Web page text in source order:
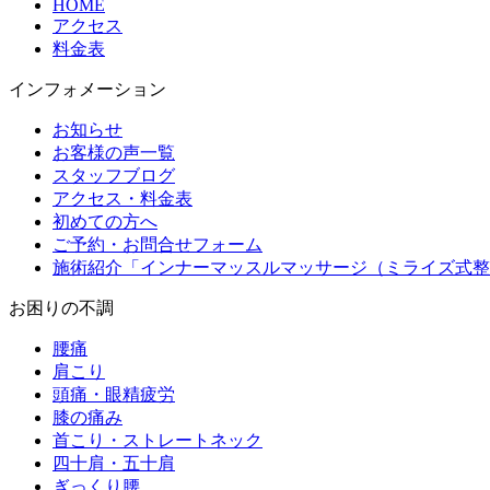
HOME
アクセス
料金表
インフォメーション
お知らせ
お客様の声一覧
スタッフブログ
アクセス・料金表
初めての方へ
ご予約・お問合せフォーム
施術紹介「インナーマッスルマッサージ（ミライズ式
お困りの不調
腰痛
肩こり
頭痛・眼精疲労
膝の痛み
首こり・ストレートネック
四十肩・五十肩
ぎっくり腰